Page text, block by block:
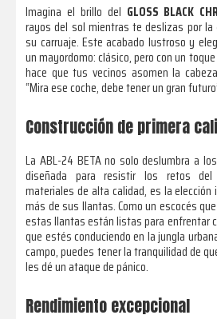
Imagina el brillo del GLOSS BLACK
rayos del sol mientras te deslizas por la
su carruaje. Este acabado lustroso y
un mayordomo: clásico, pero con un
hace que tus vecinos asomen la
“Mira ese coche, debe tener un gran
Construcción de primera
La ABL-24 BETA no solo deslumbra a
diseñada para resistir los retos del
materiales de alta calidad, es la elección
más de sus llantas. Como un escocés
estas llantas están listas para enfrentar
que estés conduciendo en la jungla
campo, puedes tener la tranquilidad de
les dé un ataque de pánico.
Rendimiento excepcional